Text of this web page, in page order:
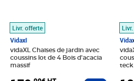
Livr. offerte
Vidaxl
vidaXL Chaises de jardin avec
coussins lot de 4 Bois d'acacia
massif
teck